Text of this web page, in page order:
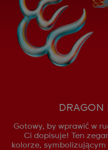
Gotowy, by wprawić w
Ci dopisuje! Ten
kolorze,